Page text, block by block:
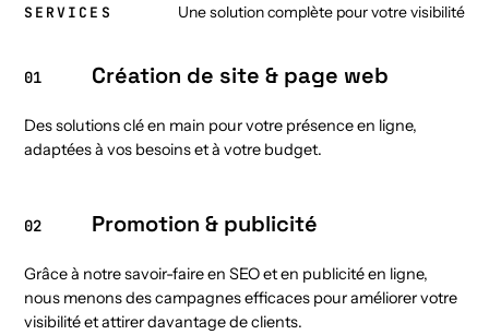
SERVICES Une solution complète pour votre visibilité
01 Création de site & page web
Des solutions clé en main pour votre présence en ligne,
adaptées à vos besoins et à votre budget.
02 Promotion & publicité
Grâce à notre savoir-faire en SEO et en publicité en ligne,
nous menons des campagnes efficaces pour améliorer votre
visibilité et attirer davantage de clients.